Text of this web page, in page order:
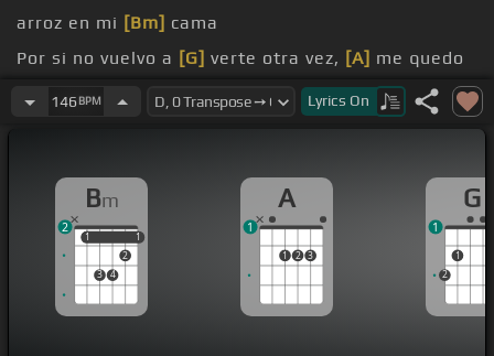
arroz en mi [Bm] cama
Por si no vuelvo a [G] verte otra vez, [A] me quedo
entre tus
146 BPM Lyrics On
Bm
1
3 4
2
1
1 1
2
A
1 2 3
1
G
2
1
1